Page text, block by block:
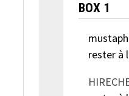
BOX 1
rester à